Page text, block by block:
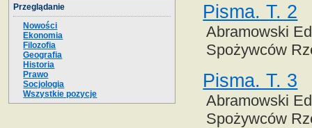
Pisma. T. 2
Abramowski
Spożywców
Pisma. T. 3
Abramowski
Spożywców
Przeglądanie
Nowości
Ekonomia
Filozofia
Geografia
Historia
Prawo
Socjologia
Wszystkie pozycje